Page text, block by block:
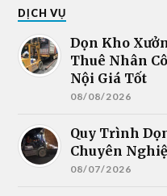
DỊCH VỤ
Dọn Kho
Thuê Nhân
Nội Giá Tốt
08/08/2026
Quy Trình
Chuyên
08/07/2026